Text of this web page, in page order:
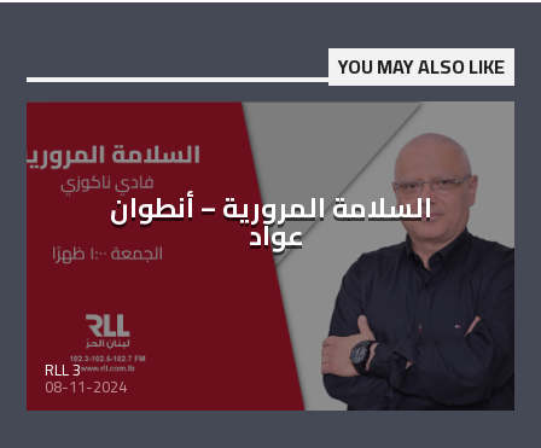
YOU MAY ALSO LIKE
السلامة المرورية – أنطوان
عواد
RLL 3
08-11-2024